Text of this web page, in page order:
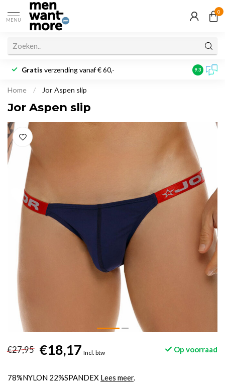
MENU
0
Gratis verzending vanaf € 60,- 9.3
Home / Jor Aspen slip
Jor Aspen slip
€27,95 €18,17 Incl. btw Op voorraad
78%NYLON 22%SPANDEX Lees meer.